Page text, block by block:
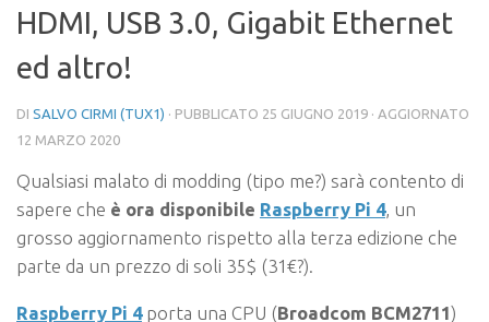
HDMI, USB 3.0, Gigabit Ethernet
ed altro!
DI SALVO CIRMI (TUX1) · PUBBLICATO 25 GIUGNO 2019 · AGGIORNATO
12 MARZO 2020
Qualsiasi malato di modding (tipo me?) sarà contento di
sapere che è ora disponibile Raspberry Pi 4, un
grosso aggiornamento rispetto alla terza edizione che
parte da un prezzo di soli 35$ (31€?).
Raspberry Pi 4porta una CPU (Broadcom BCM2711)